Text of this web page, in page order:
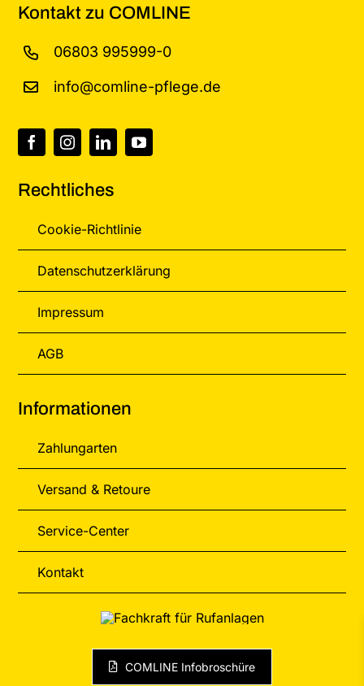
Kontakt zu COMLINE
06803 995999-0
info@comline-pflege.de
Rechtliches
Cookie-Richtlinie
Datenschutzerklärung
Impressum
AGB
Informationen
Zahlungarten
Versand & Retoure
Service-Center
Kontakt
COMLINE Infobroschüre